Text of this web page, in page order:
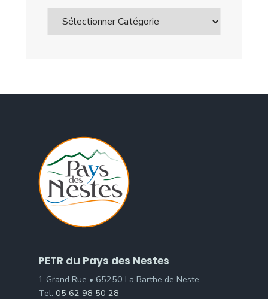
PETR du Pays des Nestes
1 Grand Rue • 65250 La Barthe de Neste
Tel: 05 62 98 50 28